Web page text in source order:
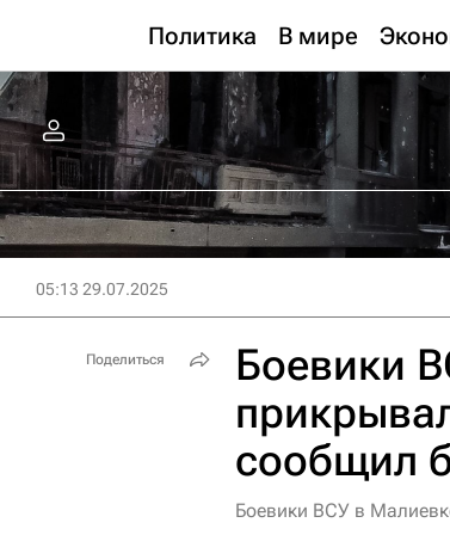
Политика В мире
05:13 29.07.2025
Боевики
сообщил
Боевики ВСУ в
Поделиться